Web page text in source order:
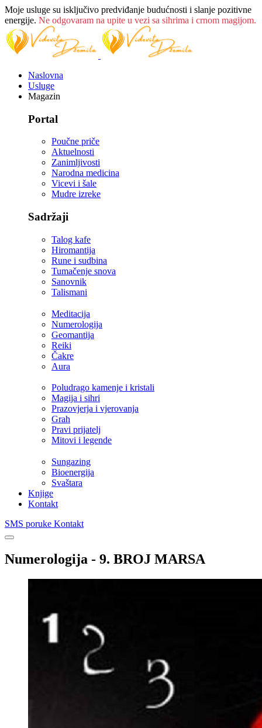
Moje usluge su isključivo predviđanje budućnosti i slanje pozitivne
energije. Ne odgovaram na upite u vezi sa sihrima i crnom magijom.
Naslovna
Usluge
Magazin
Portal
Poučne priče
Aktuelnosti
Zanimljivosti
Narodna medicina
Vicevi i šale
Mudre izreke
Sadržaji
Talog kafe
Hiromantija
Rune i sudbina
Tumačenje snova
Sanovnik
Talismani
Meditacija
Numerologija
Geomantija
Reiki
Čakre
Aura
Poludrago kamenje i kristali
Magija i sihri
Prazovjerja i vjerovanja
Grah
Pravi prijatelj
Mitovi i legende
Sungazing
Bioenergija
Svaštara
Knjige
Kontakt
SMS poruke Kontakt
Numerologija - 9. BROJ MARSA